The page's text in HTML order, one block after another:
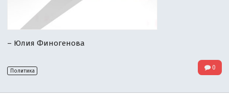
– Юлия Финогенова
Политика 0